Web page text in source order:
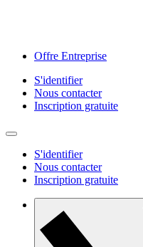
Offre Entreprise
S'identifier
Nous contacter
Inscription gratuite
S'identifier
Nous contacter
Inscription gratuite